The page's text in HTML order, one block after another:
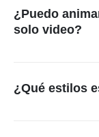
historia.
¿Puedo
solo video?
¿Qué estilos